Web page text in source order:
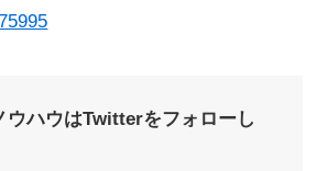
ウハウはTwitterをフォローし